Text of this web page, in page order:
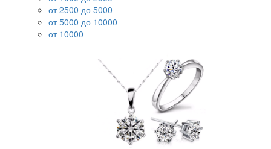
от 2500 до 5000
от 5000 до 10000
от 10000